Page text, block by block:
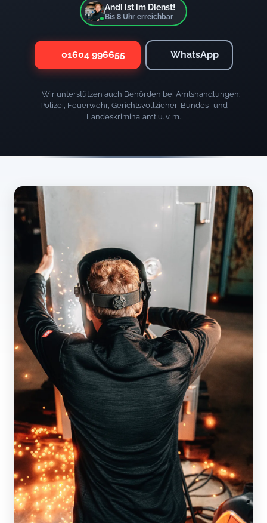
Andi ist im Dienst!
Bis 8 Uhr erreichbar
01604 996655 WhatsApp
Wir unterstützen auch Behörden bei Amtshandlungen:
Polizei, Feuerwehr, Gerichtsvollzieher, Bundes- und
Landeskriminalamt u. v. m.